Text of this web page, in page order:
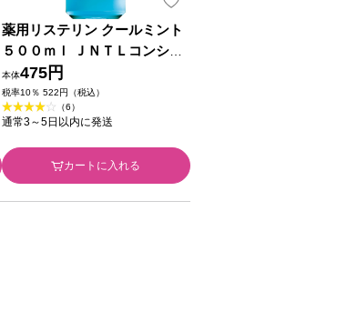
薬用リステリン クールミント
５００ｍｌ ＪＮＴＬコンシュ
ーマーヘルス (医薬部外品)
本体475円
税率10％ 522円（税込）
（6）
通常3～5日以内に発送
カートに入れる